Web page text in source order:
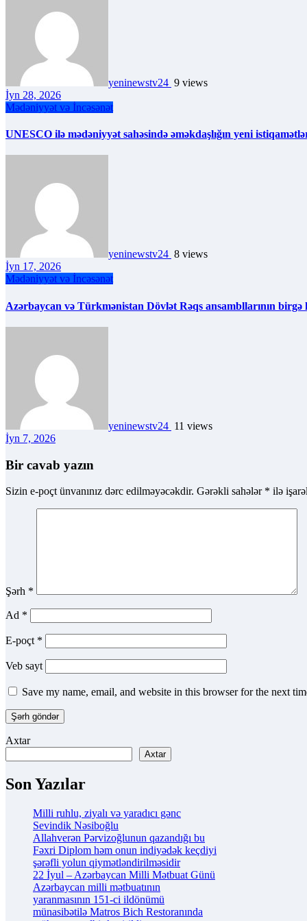
yeninewstv24 9 views
İyn 28, 2026
Mədəniyyət və İncəsənət
UNESCO ilə mədəniyyət sahəsində əməkdaşlığın yeni
yeninewstv24 8 views
İyn 17, 2026
Mədəniyyət və İncəsənət
Azərbaycan və Türkmənistan Dövlət Rəqs ansambllarının
yeninewstv24 11 views
İyn 7, 2026
Bir cavab yazın
Sizin e-poçt ünvanınız dərc edilməyəcəkdir. Gərəkli sahələr * ilə
Şərh *
Ad *
E-poçt *
Veb sayt
Save my name, email, and website in this browser for the next
Axtar
Axtar
Son Yazılar
Milli ruhlu, ziyalı və yaradıcı gənc
Sevindik Nəsiboğlu
Allahverən Pərvizoğlunun qazandığı bu
Fəxri Diplom həm onun indiyədək keçdiyi
şərəfli yolun qiymətləndirilməsidir
22 İyul – Azərbaycan Milli Mətbuat Günü
Azərbaycan milli mətbuatının
yaranmasının 151-ci ildönümü
münasibətilə Matros Bich Restoranında